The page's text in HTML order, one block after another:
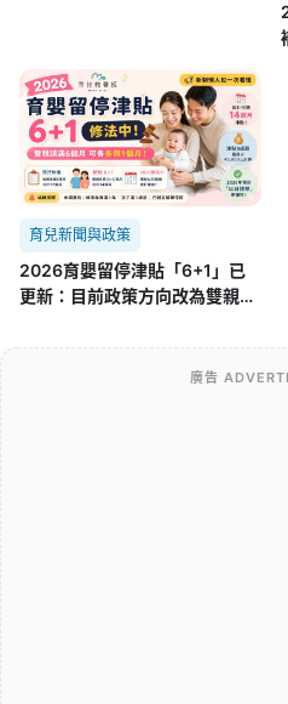
育兒新聞與政策
2026育嬰留停津貼「6+1」已
更新：目前政策方向改為雙親
廣告